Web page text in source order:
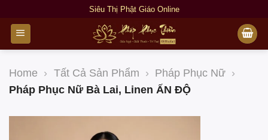
qua
nội
Siêu Thị Phật Giáo Online
Home › Tất Cả Sản Phẩm › Pháp Phục Nữ ›
Pháp Phục Nữ Bà Lai, Linen ẤN ĐỘ